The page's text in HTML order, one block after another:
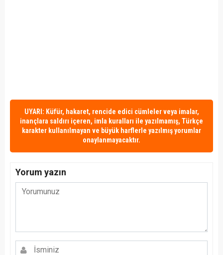
UYARI: Küfür, hakaret, rencide edici cümleler veya imalar,
inançlara saldırı içeren, imla kuralları ile yazılmamış, Türkçe
karakter kullanılmayan ve büyük harflerle yazılmış yorumlar
onaylanmayacaktır.
Yorum yazın